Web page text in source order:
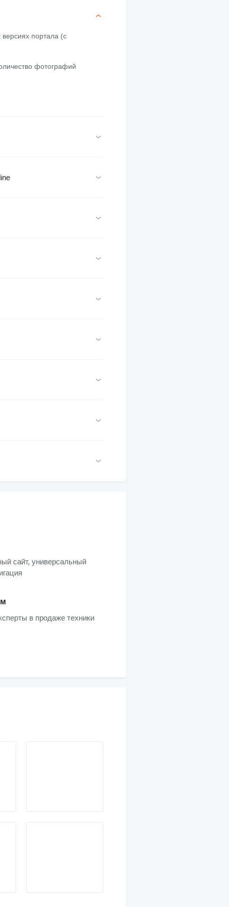
портала (с
фотографий
сайт, универсальный
в продаже техники